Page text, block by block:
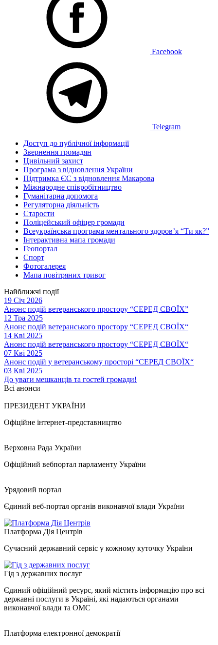
Facebook
Telegram
Доступ до публічної інформації
Звернення громадян
Цивільний захист
Програма з відновлення України
Підтримка ЄС з відновлення Макарова
Міжнародне співробітництво
Гуманітарна допомога
Регуляторна діяльність
Старости
Поліцейський офіцер громади
Всеукраїнська програма ментального здоров’я “Ти як?”
Інтерактивна мапа громади
Геопортал
Спорт
Фотогалерея
Мапа повітряних тривог
Найближчі події
19 Січ 2026
Анонс подій ветеранського простору “СЕРЕД СВОЇХ”
12 Тра 2025
Анонс подій ветеранського простору “СЕРЕД СВОЇХ“
14 Кві 2025
Анонс подій ветеранського простору “СЕРЕД СВОЇХ“
07 Кві 2025
Анонс подій у ветеранському просторі “СЕРЕД СВОЇХ“
03 Кві 2025
До уваги мешканців та гостей громади!
Всі анонси
ПРЕЗИДЕНТ УКРАЇНИ
Офіційне інтернет-представництво
Верховна Рада України
Офіційний вебпортал парламенту України
Урядовий портал
Єдиний веб-портал органів виконавчої влади України
Платформа Дія Центрів
Сучасний державний сервіс у кожному куточку України
Гід з державних послуг
Єдиний офіційний ресурс, який містить інформацію про всі
державні послуги в Україні, які надаються органами
виконавчої влади та ОМС
Платформа електронної демократії